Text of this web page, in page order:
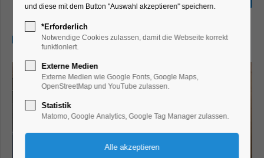
Ausstellung
20.08.2025, 10:00–17:00
und diese mit dem Button "Auswahl akzeptieren" speichern.
*Erforderlich
Notwendige Cookies zulassen, damit die Webseite korrekt
funktioniert.
Externe Medien
Externe Medien wie Google Fonts, Google Maps,
OpenStreetMap und YouTube zulassen.
Statistik
Matomo, Google Analytics, Google Tag Manager zulassen.